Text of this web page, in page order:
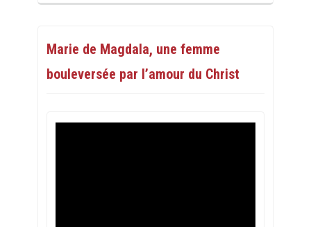
Marie de Magdala, une femme
bouleversée par l’amour du Christ